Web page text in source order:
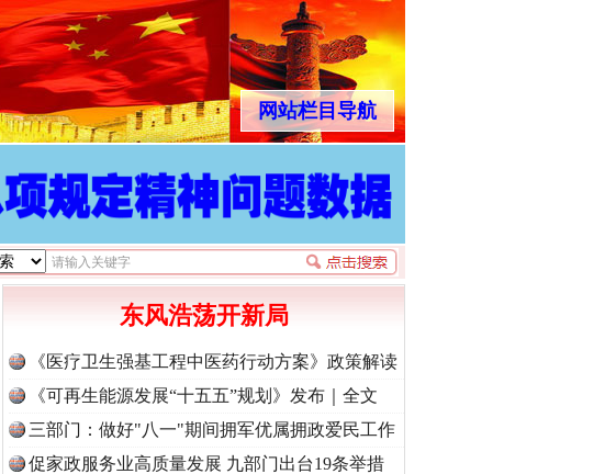
网站栏目导航
东风浩荡开新局
《医疗卫生强基工程中医药行动方案》政策解读
《可再生能源发展“十五五”规划》发布｜全文
三部门：做好"八一"期间拥军优属拥政爱民工作
促家政服务业高质量发展 九部门出台19条举措